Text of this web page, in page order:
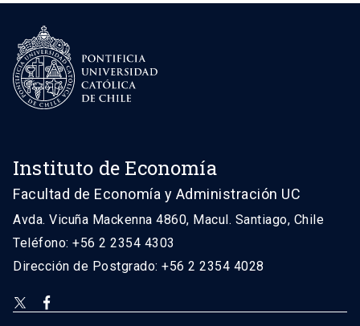
Instituto de Economía
Facultad de Economía y Administración UC
Avda. Vicuña Mackenna 4860, Macul. Santiago, Chile
Teléfono: +56 2 2354 4303
Dirección de Postgrado: +56 2 2354 4028